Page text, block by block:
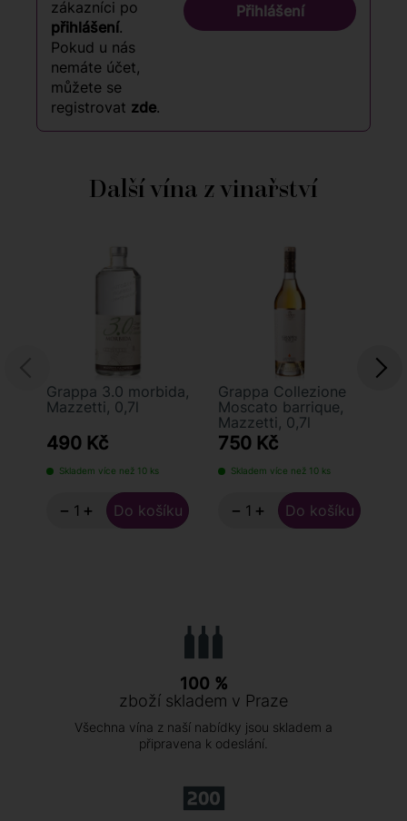
zákazníci po
přihlášení.
Pokud u nás
nemáte účet,
můžete se
registrovat zde.
Přihlášení
Další vína z vinařství
Grappa 3.0 morbida,
Mazzetti, 0,7l
490 Kč
Skladem více než 10 ks
− +
Grappa Collezione
Moscato barrique,
Mazzetti, 0,7l
750 Kč
Skladem více než 10 ks
− +
100 %
zboží skladem v Praze
Všechna vína z naší nabídky jsou skladem a
připravena k odeslání.